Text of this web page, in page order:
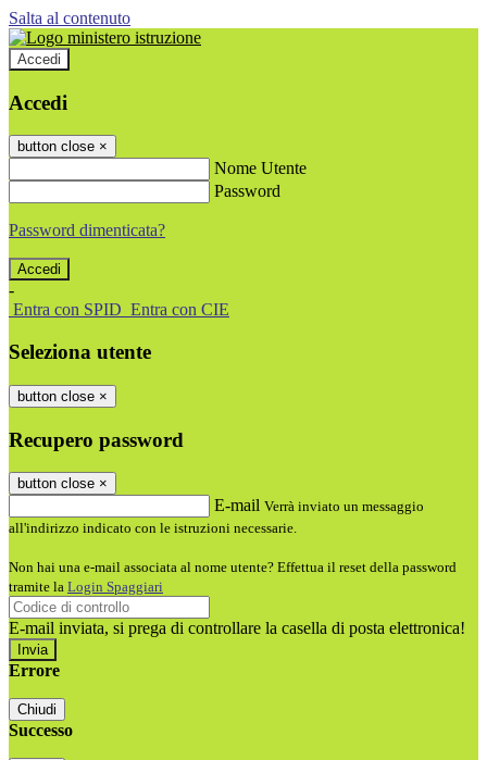
Salta al contenuto
Accedi
Accedi
button close ×
Nome Utente
Password
Password dimenticata?
-
Entra con SPID Entra con CIE
Seleziona utente
button close ×
Recupero password
button close ×
E-mail Verrà inviato un messaggio
all'indirizzo indicato con le istruzioni necessarie.
Non hai una e-mail associata al nome utente? Effettua il reset della password
tramite la Login Spaggiari
E-mail inviata, si prega di controllare la casella di posta elettronica!
Errore
Chiudi
Successo